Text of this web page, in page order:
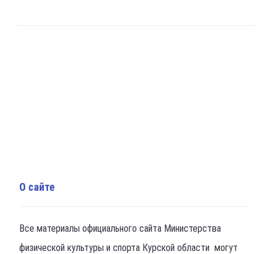
О сайте
Все материалы официального сайта Министерства
физической культуры и спорта Курской области могут